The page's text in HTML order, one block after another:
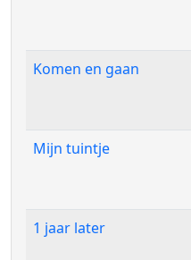
Komen en gaan
Mijn tuintje
1 jaar later